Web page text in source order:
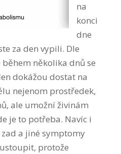
na
konci
dne
za den vypili. Dle
několika dnů se
dokážou dostat na
nejenom prostředek,
ale umožní živinám
je to potřeba. Navíc i
a jiné symptomy
protože